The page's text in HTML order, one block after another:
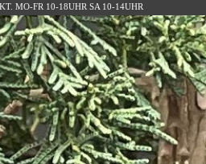
MO-FR 10-18UHR SA 10-14UHR